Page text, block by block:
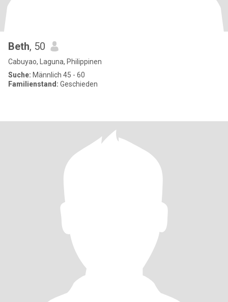
Beth, 50
Cabuyao, Laguna, Philippinen
Suche: Männlich 45 - 60
Familienstand: Geschieden